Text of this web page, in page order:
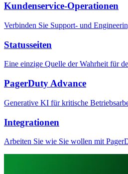
Kundenservice-Operationen
Verbinden Sie Support- und
Statusseiten
Eine einzige Quelle der Wahrheit für
PagerDuty Advance
Generative KI für kritische
Integrationen
Arbeiten Sie wie Sie wollen mit